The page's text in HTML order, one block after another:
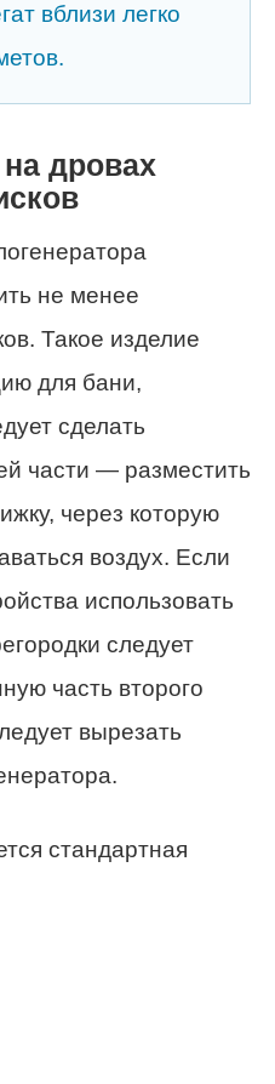
вблизи легко
дровах
не менее
Такое изделие
для бани,
сделать
части — разместить
через которую
воздух. Если
использовать
следует
часть второго
вырезать
стандартная